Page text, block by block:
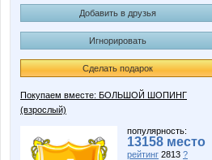
Добавить в друзья
Игнорировать
Сделать подарок
Покупаем вместе: БОЛЬШОЙ ШОПИНГ
(взрослый)
популярность:
13158 место
рейтинг 2813 ?